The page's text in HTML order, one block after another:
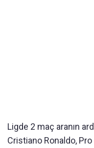
Ligde 2 maç aranın
Cristiano Ronaldo,